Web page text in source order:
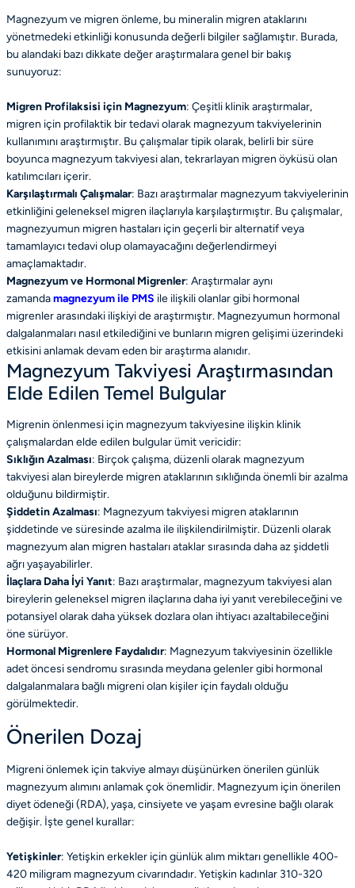
Magnezyum ve migren önleme, bu mineralin migren ataklarını
yönetmedeki etkinliği konusunda değerli bilgiler sağlamıştır. Burada,
bu alandaki bazı dikkate değer araştırmalara genel bir bakış
sunuyoruz:
Migren Profilaksisi için Magnezyum: Çeşitli klinik araştırmalar,
migren için profilaktik bir tedavi olarak magnezyum takviyelerinin
kullanımını araştırmıştır. Bu çalışmalar tipik olarak, belirli bir süre
boyunca magnezyum takviyesi alan, tekrarlayan migren öyküsü olan
katılımcıları içerir.
Karşılaştırmalı Çalışmalar: Bazı araştırmalar magnezyum takviyelerinin
etkinliğini geleneksel migren ilaçlarıyla karşılaştırmıştır. Bu çalışmalar,
magnezyumun migren hastaları için geçerli bir alternatif veya
tamamlayıcı tedavi olup olamayacağını değerlendirmeyi
amaçlamaktadır.
Magnezyum ve Hormonal Migrenler: Araştırmalar aynı
zamandamagnezyum ile PMS ile ilişkili olanlar gibi hormonal
migrenler arasındaki ilişkiyi de araştırmıştır. Magnezyumun hormonal
dalgalanmaları nasıl etkilediğini ve bunların migren gelişimi üzerindeki
etkisini anlamak devam eden bir araştırma alanıdır.
Magnezyum Takviyesi Araştırmasından
Elde Edilen Temel Bulgular
Migrenin önlenmesi için magnezyum takviyesine ilişkin klinik
çalışmalardan elde edilen bulgular ümit vericidir:
Sıklığın Azalması: Birçok çalışma, düzenli olarak magnezyum
takviyesi alan bireylerde migren ataklarının sıklığında önemli bir azalma
olduğunu bildirmiştir.
Şiddetin Azalması: Magnezyum takviyesi migren ataklarının
şiddetinde ve süresinde azalma ile ilişkilendirilmiştir. Düzenli olarak
magnezyum alan migren hastaları ataklar sırasında daha az şiddetli
ağrı yaşayabilirler.
İlaçlara Daha İyi Yanıt: Bazı araştırmalar, magnezyum takviyesi alan
bireylerin geleneksel migren ilaçlarına daha iyi yanıt verebileceğini ve
potansiyel olarak daha yüksek dozlara olan ihtiyacı azaltabileceğini
öne sürüyor.
Hormonal Migrenlere Faydalıdır: Magnezyum takviyesinin özellikle
adet öncesi sendromu sırasında meydana gelenler gibi hormonal
dalgalanmalara bağlı migreni olan kişiler için faydalı olduğu
görülmektedir.
Önerilen Dozaj
Migreni önlemek için takviye almayı düşünürken önerilen günlük
magnezyum alımını anlamak çok önemlidir. Magnezyum için önerilen
diyet ödeneği (RDA), yaşa, cinsiyete ve yaşam evresine bağlı olarak
değişir. İşte genel kurallar:
Yetişkinler: Yetişkin erkekler için günlük alım miktarı genellikle 400-
420 miligram magnezyum civarındadır. Yetişkin kadınlar 310-320